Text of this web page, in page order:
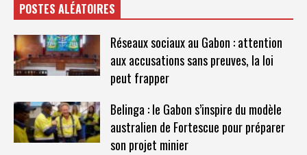
POSTES ALÉATOIRES
Réseaux sociaux au Gabon : attention
aux accusations sans preuves, la loi
peut frapper
Belinga : le Gabon s’inspire du modèle
australien de Fortescue pour préparer
son projet minier